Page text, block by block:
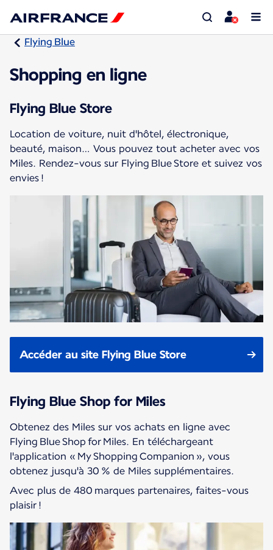
Flying Blue
Shopping en ligne
Flying Blue Store
Location de voiture, nuit d'hôtel, électronique,
beauté, maison… Vous pouvez tout acheter avec vos
Miles. Rendez-vous sur Flying Blue Store et suivez vos
envies !
Accéder au site Flying Blue Store
Flying Blue Shop for Miles
Obtenez des Miles sur vos achats en ligne avec
Flying Blue Shop for Miles. En téléchargeant
l'application « My Shopping Companion », vous
obtenez jusqu'à 30 % de Miles supplémentaires.
Avec plus de 480 marques partenaires, faites-vous
plaisir !